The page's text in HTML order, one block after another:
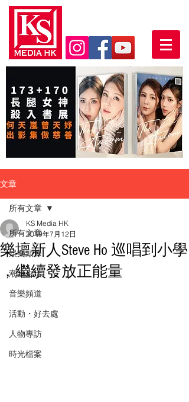
文章
所有文章
娛樂頭條
潮流生活
音樂頻道
活動・好去處
人物專訪
時光檔案
所有文章
樂壇新人Steve Ho 巡唱到小學
，繼續發放正能量
KS Media HK
2019年7月12日